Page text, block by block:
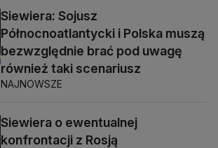
Siewiera: Sojusz
Północnoatlantycki i Polska muszą
bezwzględnie brać pod uwagę
również taki scenariusz
NAJNOWSZE
Siewiera o ewentualnej
konfrontacji z Rosją